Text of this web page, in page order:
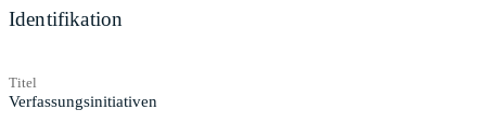
Identifikation
Titel
Verfassungsinitiativen